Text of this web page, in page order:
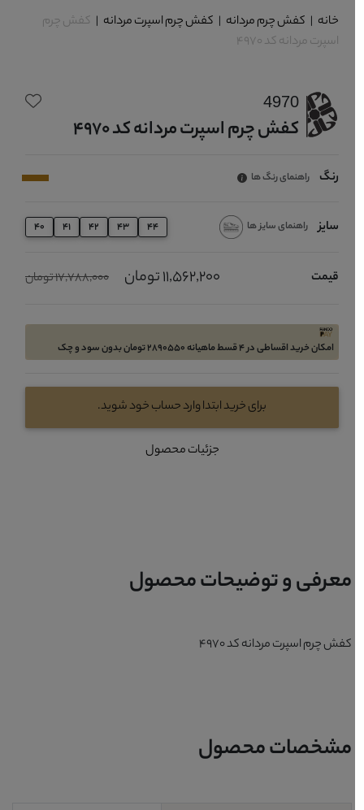
خانه | کفش چرم مردانه| کفش چرم اسپرت مردانه| کفش چرم
اسپرت مردانه کد 4970
4970
کفش چرم اسپرت مردانه کد 4970
رنگ راهنمای رنگ ها
سایز راهنمای سایز ها 40 42 43 44
قیمت 11,562,200 تومان 17,788,000 تومان
امکان خرید اقساطی در 4 قسط ماهیانه 2890550 تومان بدون سود و چک
برای خرید ابتدا وارد حساب خود شوید.
جزئیات محصول
معرفی و توضیحات محصول
کفش چرم اسپرت مردانه کد 4970
مشخصات محصول